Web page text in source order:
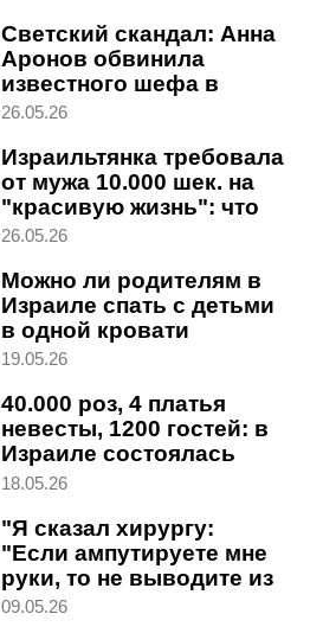
Светский скандал: Анна
Аронов обвинила
известного шефа в
переманивании поваров
26.05.26
Израильтянка требовала
от мужа 10.000 шек. на
"красивую жизнь": что
решил суд
26.05.26
Можно ли родителям в
Израиле спать с детьми
в одной кровати
19.05.26
40.000 роз, 4 платья
невесты, 1200 гостей: в
Израиле состоялась
свадьба года
18.05.26
"Я сказал хирургу:
"Если ампутируете мне
руки, то не выводите из
наркоза, не хочу жить"
09.05.26